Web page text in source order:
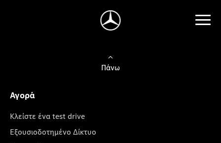
Πάνω
Αγορά
Κλείστε ένα test drive
Εξουσιοδοτημένο Δίκτυο